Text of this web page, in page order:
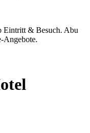
Eintritt & Besuch. Abu
Angebote.